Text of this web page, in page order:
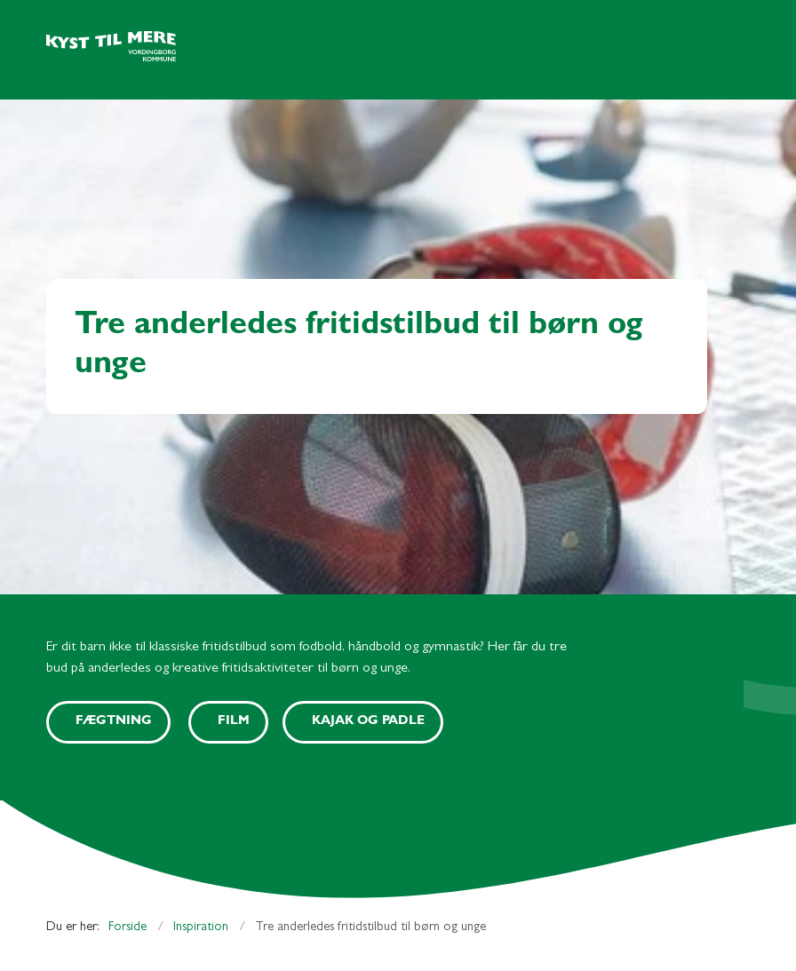
Tre anderledes fritidstilbud til børn og
unge
Er dit barn ikke til klassiske fritidstilbud som fodbold, håndbold og gymnastik? Her får du tre
bud på anderledes og kreative fritidsaktiviteter til børn og unge.
FÆGTNING FILM KAJAK OG PADLE
Du er her: Forside Inspiration Tre anderledes fritidstilbud til børn og unge